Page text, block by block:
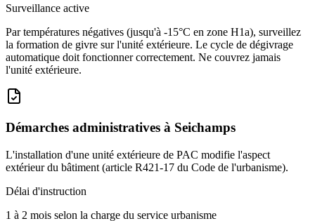
Surveillance active
Par températures négatives (jusqu'à -15°C en zone H1a), surveillez
la formation de givre sur l'unité extérieure. Le cycle de dégivrage
automatique doit fonctionner correctement. Ne couvrez jamais
l'unité extérieure.
Démarches administratives à Seichamps
L'installation d'une unité extérieure de PAC modifie l'aspect
extérieur du bâtiment (article R421-17 du Code de l'urbanisme).
Délai d'instruction
1 à 2 mois selon la charge du service urbanisme